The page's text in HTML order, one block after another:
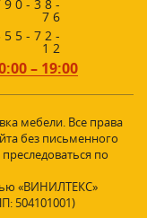
38-
76
72-
12
– 19:00
мебели. Все права
без письменного
по
«ВИНИЛТЕКС»
504101001)